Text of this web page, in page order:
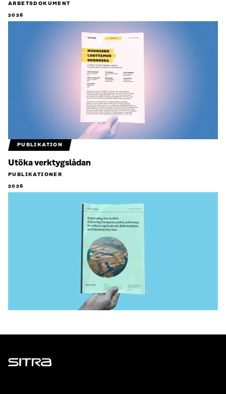
ARBETSDOKUMENT
2026
PUBLIKATION
Utöka verktygslådan
PUBLIKATIONER
2026
Sitra